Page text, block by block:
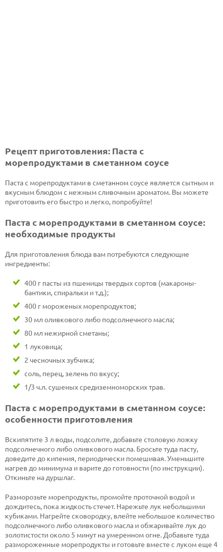
Рецепт приготовления: Паста с
морепродуктами в сметанном соусе
Паста с морепродуктами в сметанном соусе является сытным и
вкусным блюдом с нежным сливочным ароматом. Вы можете
приготовить его быстро и легко, попробуйте!
Паста с морепродуктами в сметанном соусе:
необходимые продукты
Для приготовления блюда вам потребуются следующие
ингредиенты:
400 г пасты из пшеницы твердых сортов (макароны-
бантики, спиральки и т.д.);
400 г мороженых морепродуктов;
30 мл оливкового либо подсолнечного масла;
80 мл нежирной сметаны;
1 луковица;
2 чесночных зубчика;
соль, перец, зелень по вкусу;
1/3 ч.л. сушеных средиземноморских трав.
Паста с морепродуктами в сметанном соусе:
особенности приготовления
Вскипятите 3 л воды, подсолите, добавьте столовую ложку
подсолнечного либо оливкового масла. Бросьте туда пасту,
доведите до кипения, периодически помешивая. Уменьшите
нагрев до минимума и варите до готовности (по инструкции).
Откиньте на дуршлаг.
Разморозьте морепродукты, промойте проточной водой и
дождитесь, пока жидкость стечет. Нарежьте лук небольшими
кубиками. Нагрейте сковородку, влейте небольшое количество
подсолнечного либо оливкового масла и обжаривайте лук до
золотистости около 5 минут на умеренном огне. Добавьте туда
размороженные морепродукты и готовьте вместе с луком еще 4